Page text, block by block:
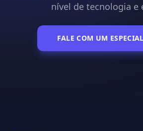
nível de tecnologia e
FALE COM UM